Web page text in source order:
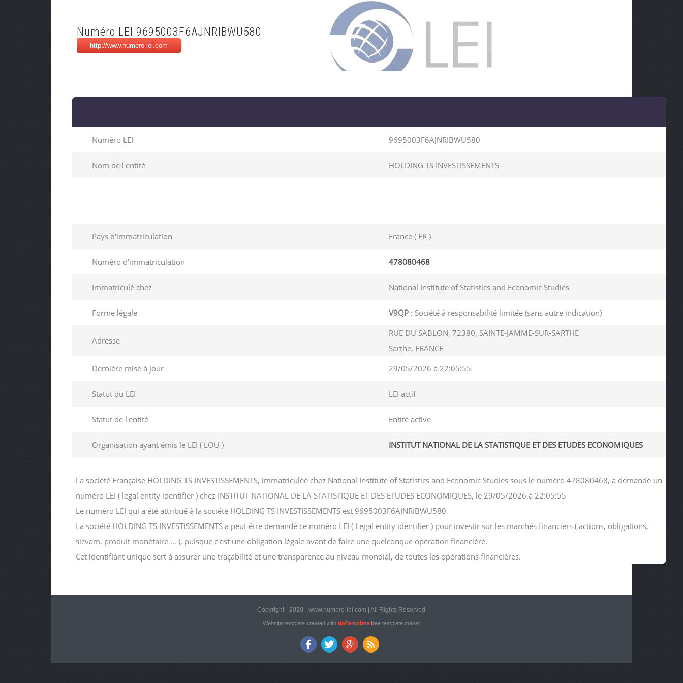
Numéro LEI 9695003F6AJNRIBWU580
Numéro LEI 9695003F6AJNRIBWU580
Nom de l'entité HOLDING TS INVESTISSEMENTS
Pays d'immatriculation France ( FR )
Numéro d'immatriculation 478080468
Immatriculé chez National Institute of Statistics and Economic Studies
Forme légale V9QP: Société à responsabilité limitée (sans autre indication)
Adresse
RUE DU SABLON, 72380, SAINTE-JAMME-SUR-SARTHE
Sarthe, FRANCE
Dernière mise à jour
29/05/2026 à 22:05:55
Statut du LEI LEI actif
Statut de l'entité Entité active
Organisation ayant émis le LEI ( LOU ) INSTITUT NATIONAL DE LA STATISTIQUE ET DES ETUDES ECONOMIQUES
La société Française HOLDING TS INVESTISSEMENTS, immatriculéé chez National Institute of Statistics and Economic Studies sous le numéro 478080468, a demandé un
numéro LEI ( legal entity identifier ) chez INSTITUT NATIONAL DE LA STATISTIQUE ET DES ETUDES ECONOMIQUES, le 29/05/2026 à 22:05:55
Le numéro LEI qui a été attribué à la société HOLDING TS INVESTISSEMENTS est 9695003F6AJNRIBWU580
La société HOLDING TS INVESTISSEMENTS a peut être demandé ce numéro LEI ( Legal entity identifier ) pour investir sur les marchés financiers ( actions, obligations,
sicvam, produit monétaire ... ), puisque c'est une obligation légale avant de faire une quelconque opération financière.
Cet identifiant unique sert à assurer une traçabilité et une transparence au niveau mondial, de toutes les opérations financières.
Copyright - 2020 - www.numero-lei.com | All Rights Reserved
Website template created with doTemplatefree template maker